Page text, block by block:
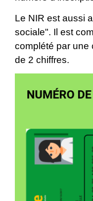
Le NIR est aussi
sociale". Il est
complété par une
de 2 chiffres.